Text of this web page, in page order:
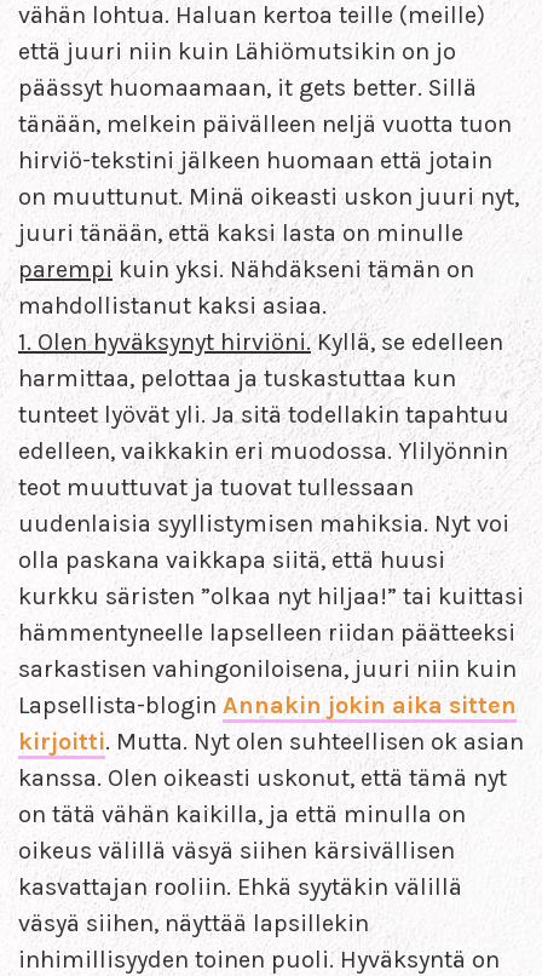
vähän lohtua. Haluan kertoa teille (meille)
että juuri niin kuin Lähiömutsikin on jo
päässyt huomaamaan, it gets better. Sillä
tänään, melkein päivälleen neljä vuotta tuon
hirviö-tekstini jälkeen huomaan että jotain
on muuttunut. Minä oikeasti uskon juuri nyt,
juuri tänään, että kaksi lasta on minulle
parempi kuin yksi. Nähdäkseni tämän on
mahdollistanut kaksi asiaa.
1. Olen hyväksynyt hirviöni.Kyllä, se edelleen
harmittaa, pelottaa ja tuskastuttaa kun
tunteet lyövät yli. Ja sitä todellakin tapahtuu
edelleen, vaikkakin eri muodossa. Ylilyönnin
teot muuttuvat ja tuovat tullessaan
uudenlaisia syyllistymisen mahiksia. Nyt voi
olla paskana vaikkapa siitä, että huusi
kurkku säristen ”olkaa nyt hiljaa!” tai kuittasi
hämmentyneelle lapselleen riidan päätteeksi
sarkastisen vahingoniloisena, juuri niin kuin
Lapsellista-blogin Annakin jokin aika sitten
kirjoitti. Mutta. Nyt olen suhteellisen ok asian
kanssa. Olen oikeasti uskonut, että tämä nyt
on tätä vähän kaikilla, ja että minulla on
oikeus välillä väsyä siihen kärsivällisen
kasvattajan rooliin. Ehkä syytäkin välillä
väsyä siihen, näyttää lapsillekin
inhimillisyyden toinen puoli. Hyväksyntä on